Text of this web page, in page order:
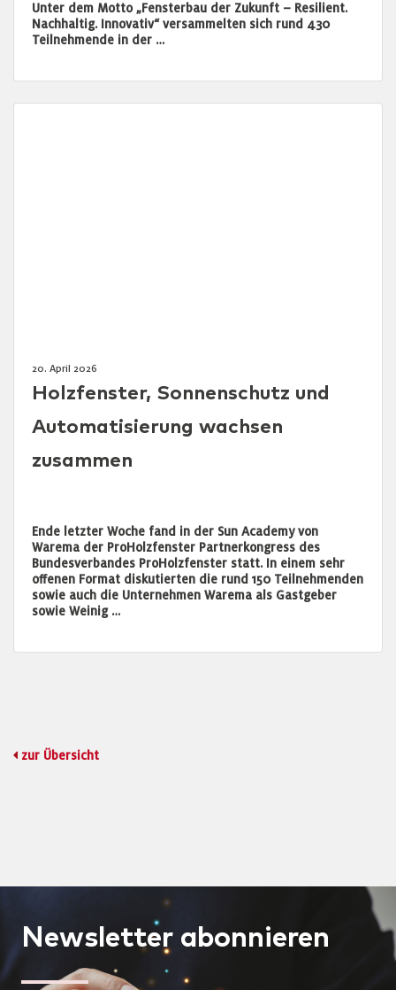
Unter dem Motto „Fensterbau der Zukunft – Resilient.
Nachhaltig. Innovativ“ versammelten sich rund 430
Teilnehmende in der …
20. April 2026
Holzfenster, Sonnenschutz und
Automatisierung wachsen
zusammen
Ende letzter Woche fand in der Sun Academy von
Warema der ProHolzfenster Partnerkongress des
Bundesverbandes ProHolzfenster statt. In einem sehr
offenen Format diskutierten die rund 150 Teilnehmenden
sowie auch die Unternehmen Warema als Gastgeber
sowie Weinig …
zur Übersicht
Newsletter abonnieren